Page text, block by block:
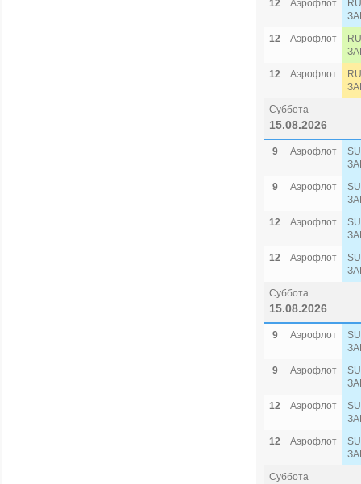
12 Аэрофлот
12
Аэрофлот
12
Аэрофлот
Суббота
15.08.2026
9 Аэрофлот
9
Аэрофлот
12
Аэрофлот
12
Аэрофлот
Суббота
15.08.2026
9 Аэрофлот
9
Аэрофлот
12
Аэрофлот
12
Аэрофлот
Суббота